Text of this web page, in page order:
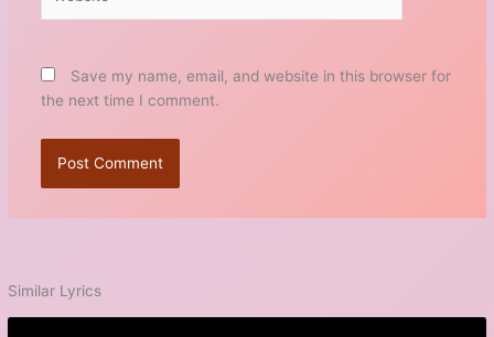
Save my name, email, and website in this browser for
the next time I comment.
Similar Lyrics